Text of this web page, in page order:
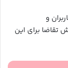
و
تقاضا برای این